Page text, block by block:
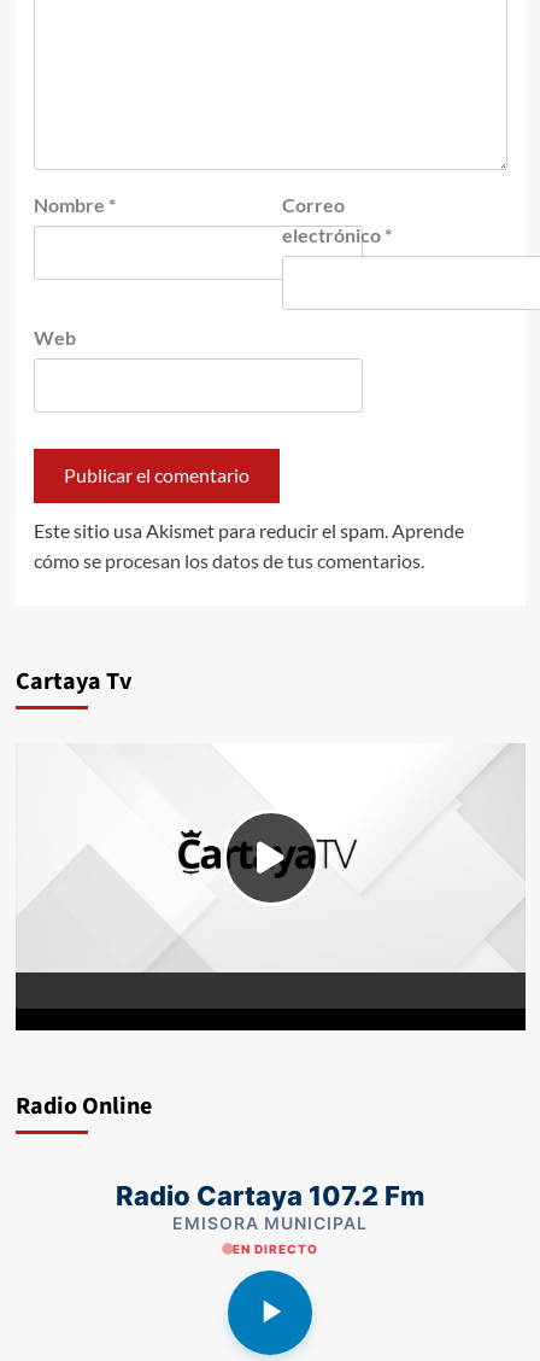
Nombre *
Correo
electrónico *
Web
Este sitio usa Akismet para reducir el spam. Aprende
cómo se procesan los datos de tus comentarios.
Cartaya Tv
Radio Online
Radio Cartaya 107.2 Fm
EMISORA MUNICIPAL
EN DIRECTO